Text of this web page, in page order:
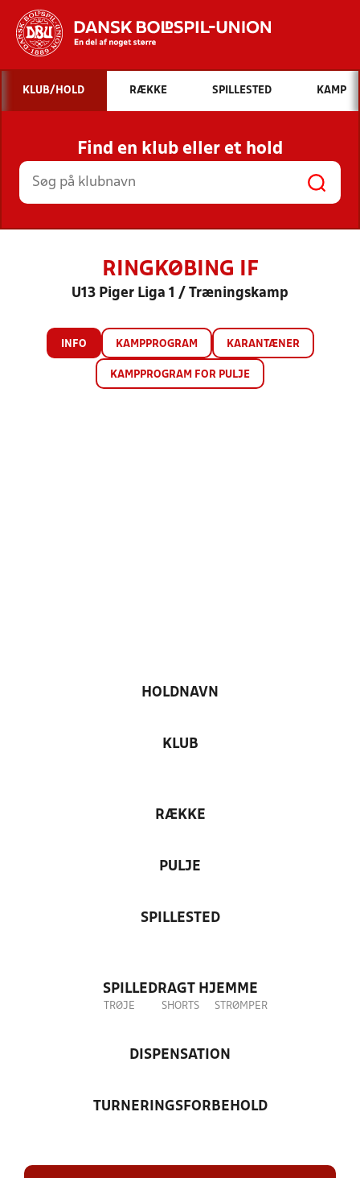
Hvad vil du søge efter?
INDHOLD OG NYHEDER
STILLINGER, RESULTATER, KLUBBER OG
HOLD
KLUB/HOLD RÆKKE SPILLESTED KAMP
Find en klub eller et hold
RINGKØBING IF
U13 Piger Liga 1 / Træningskamp
INFO KAMPPROGRAM KARANTÆNER
KAMPPROGRAM FOR PULJE
HOLDNAVN
KLUB
RÆKKE
PULJE
SPILLESTED
SPILLEDRAGT HJEMME
TRØJE SHORTS STRØMPER
DISPENSATION
TURNERINGSFORBEHOLD